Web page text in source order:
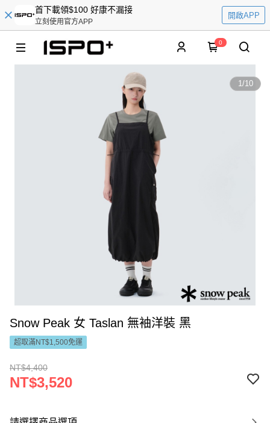
首下載領$100 好康不漏接
立刻使用官方APP
開啟APP
0
1/10
Snow Peak 女 Taslan 無袖洋裝 黑
超取滿NT$1,500免運
NT$4,400
NT$3,520